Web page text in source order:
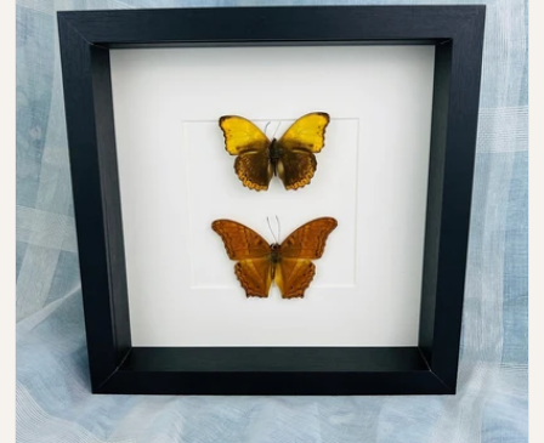
Open media 0 in modal